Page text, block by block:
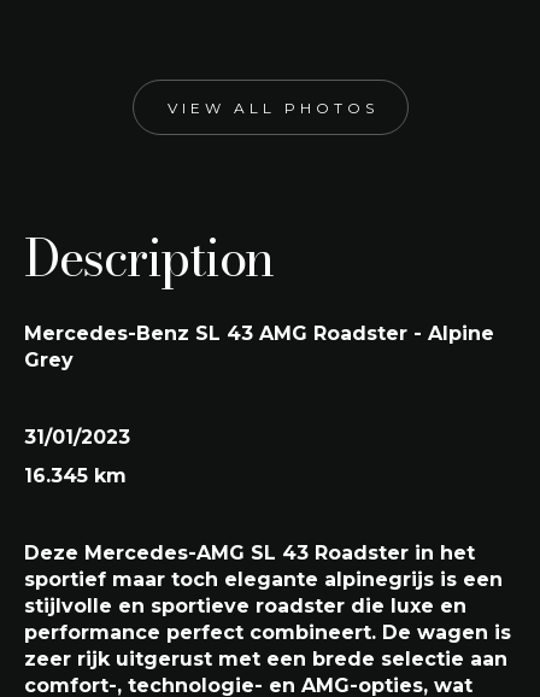
Black
VIEW ALL PHOTOS
Description
Mercedes-Benz SL 43 AMG Roadster - Alpine
Grey
31/01/2023
16.345 km
Deze Mercedes-AMG SL 43 Roadster in het
sportief maar toch elegante alpinegrijs is een
stijlvolle en sportieve roadster die luxe en
performance perfect combineert. De wagen is
zeer rijk uitgerust met een brede selectie aan
comfort-, technologie- en AMG-opties, wat